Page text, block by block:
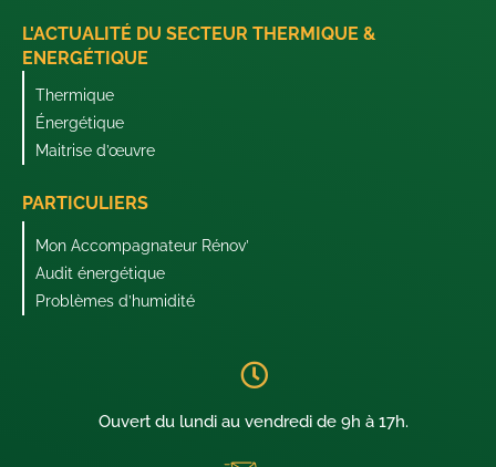
L'ACTUALITÉ DU SECTEUR THERMIQUE &
ENERGÉTIQUE
Thermique
Énergétique
Maitrise d’œuvre
PARTICULIERS
Mon Accompagnateur Rénov’
Audit énergétique
Problèmes d’humidité
Ouvert du lundi au vendredi de 9h à 17h.